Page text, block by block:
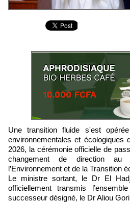
Une transition fluide s'est opérée à la tête des politiques
environnementales et écologiques
2026, la cérémonie officielle de
changement de direction
l’Environnement et de la Transition
Le ministre sortant, le Dr El
officiellement transmis
successeur désigné, le Dr Aliou